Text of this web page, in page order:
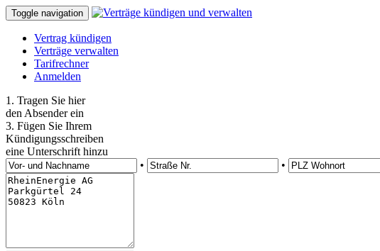
Toggle navigation
Vertrag kündigen
Verträge verwalten
Tarifrechner
Anmelden
1. Tragen Sie hier
den Absender ein
3. Fügen Sie Ihrem
Kündigungsschreiben
eine Unterschrift hinzu
•
•